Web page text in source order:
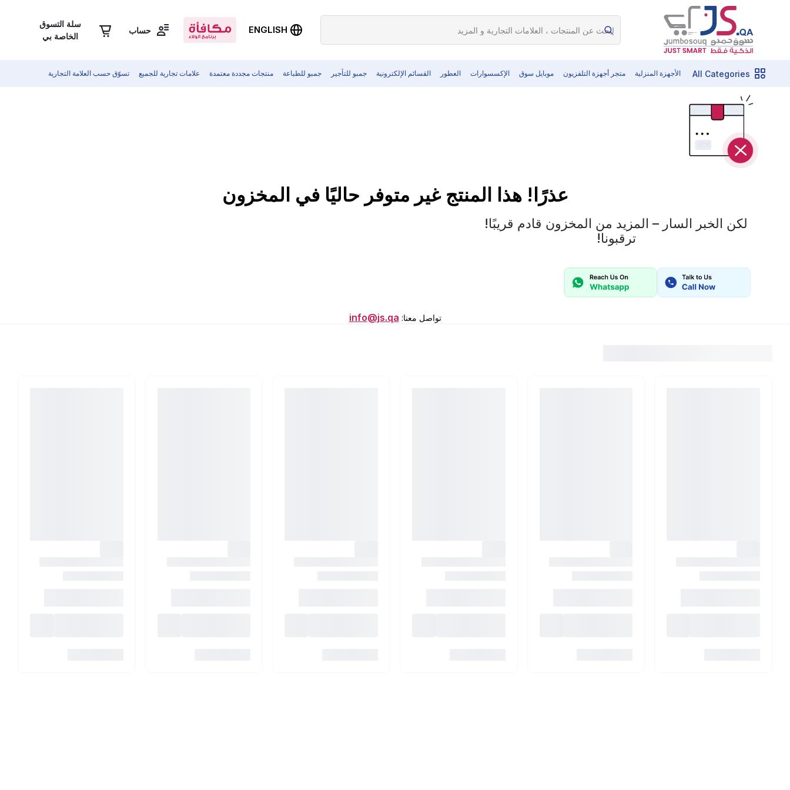
ENGLISH حساب
سلة التسوق
الخاصة بي
All Categories الأجهزة المنزلية متجر أجهزة التلفزيون موبايل سوق الإكسسوارات العطور القسائم الإلكترونية جمبو للتأجير جمبو للطباعة منتجات مجددة معتمدة علامات تجارية للجميع تسوّق حسب العلامة التجارية
عذرًا! هذا المنتج غير متوفر حاليًا في المخزون
لكن الخبر السار – المزيد من المخزون قادم قريبًا!
ترقبونا!
تواصل معنا:
info@js.qa